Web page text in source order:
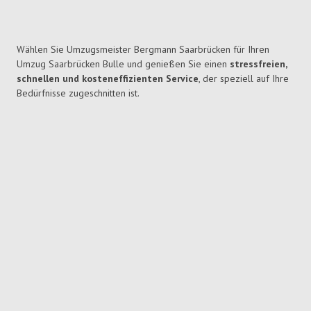
Wählen Sie Umzugsmeister Bergmann Saarbrücken für Ihren
Umzug Saarbrücken Bulle und genießen Sie einen stressfreien,
schnellen und kosteneffizienten Service, der speziell auf Ihre
Bedürfnisse zugeschnitten ist.